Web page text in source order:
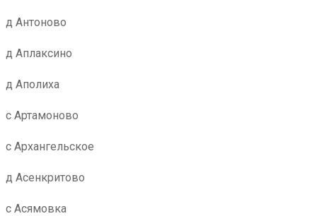
д Антоново
д Аплаксино
д Аполиха
с Артамоново
с Архангельское
д Асенкритово
с Асямовка